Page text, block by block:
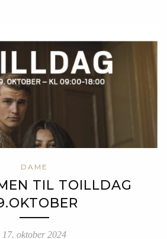
DAME
TIL TOILLDAG
17. oktober 2024